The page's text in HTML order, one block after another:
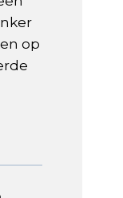
op